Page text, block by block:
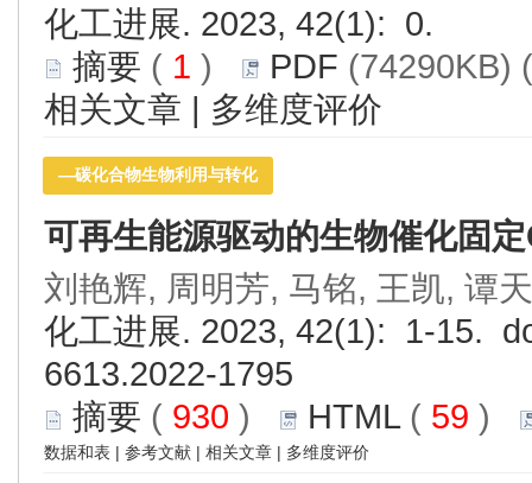
化工进展. 2023, 42(1): 0.
摘要 ( 1 ) PDF (74290KB) (
相关文章 | 多维度评价
—碳化合物生物利用与转化
可再生能源驱动的生物催化固
刘艳辉, 周明芳, 马铭, 王凯, 谭
化工进展. 2023, 42(1): 1-15.
6613.2022-1795
摘要 ( 930 ) HTML( 59 )
数据和表 | 参考文献 | 相关文章 | 多维度评价